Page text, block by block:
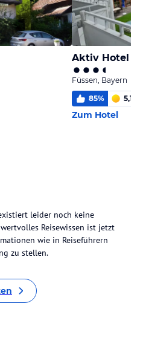
Aktiv Hotel
Füssen, Bayern
85% 5,1
Zum Hotel
leider noch keine
Reisewissen ist jetzt
wie in Reiseführern
zu stellen.